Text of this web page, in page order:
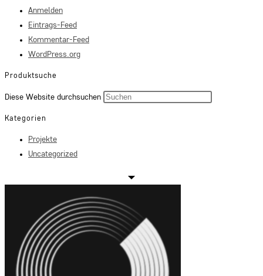
Anmelden
Eintrags-Feed
Kommentar-Feed
WordPress.org
Produktsuche
Diese Website durchsuchen
Kategorien
Projekte
Uncategorized